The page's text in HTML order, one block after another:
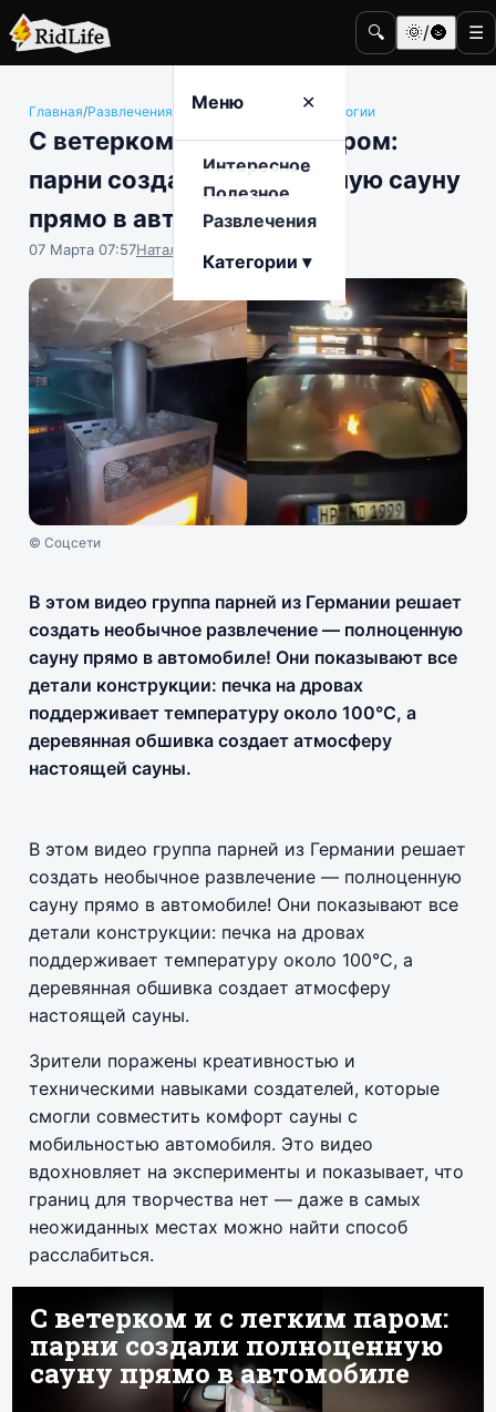
🔍 🌞/🌚 ☰
Меню ✕
Интересное
Полезное
Развлечения
Категории ▾
Главная/Развлечения Автомобили и автотехнологии
С ветерком и с легким паром:
парни создали полноценную сауну
прямо в автомобиле
07 Марта 07:57Наталья Герасимова
© Соцсети
В этом видео группа парней из Германии решает
создать необычное развлечение — полноценную
сауну прямо в автомобиле! Они показывают все
детали конструкции: печка на дровах
поддерживает температуру около 100°C, а
деревянная обшивка создает атмосферу
настоящей сауны.
В этом видео группа парней из Германии решает
создать необычное развлечение — полноценную
сауну прямо в автомобиле! Они показывают все
детали конструкции: печка на дровах
поддерживает температуру около 100°C, а
деревянная обшивка создает атмосферу
настоящей сауны.
Зрители поражены креативностью и
техническими навыками создателей, которые
смогли совместить комфорт сауны с
мобильностью автомобиля. Это видео
вдохновляет на эксперименты и показывает, что
границ для творчества нет — даже в самых
неожиданных местах можно найти способ
расслабиться.